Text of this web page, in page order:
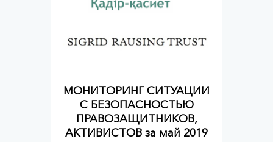
МОНИТОРИНГ СИТУАЦИИ
С БЕЗОПАСНОСТЬЮ
ПРАВОЗАЩИТНИКОВ,
АКТИВИСТОВ за май 2019